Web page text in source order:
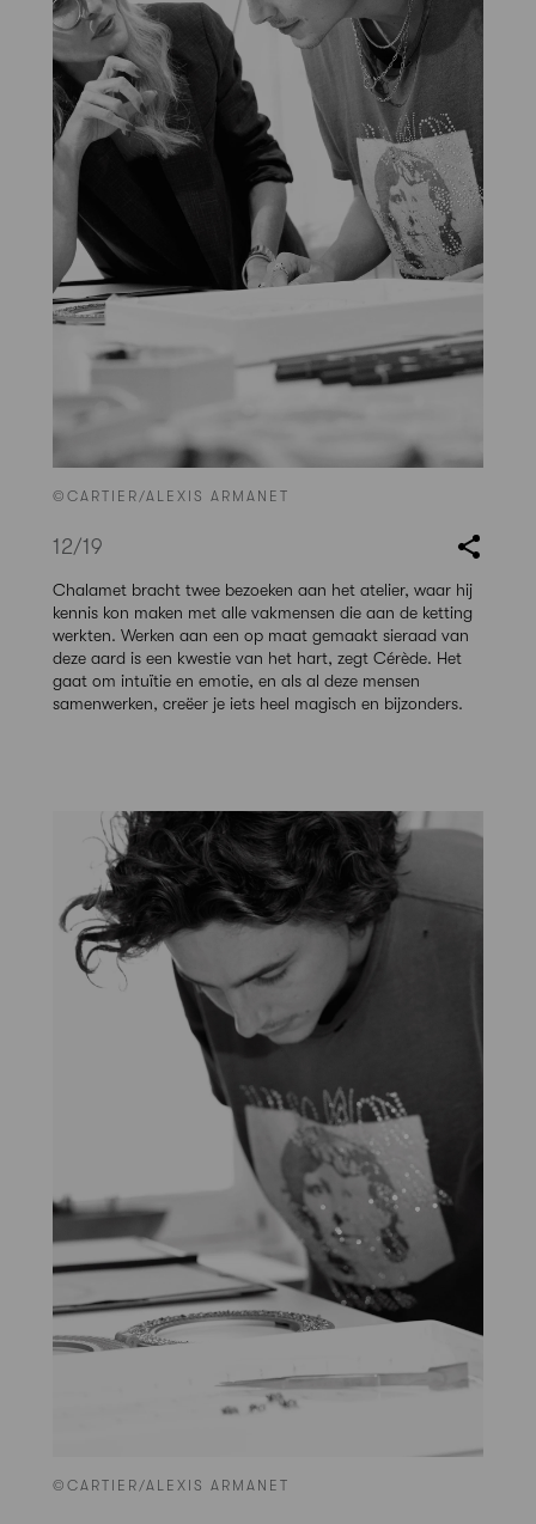
©CARTIER/ALEXIS ARMANET
12/19
Chalamet bracht twee bezoeken aan het atelier, waar hij
kennis kon maken met alle vakmensen die aan de ketting
werkten. Werken aan een op maat gemaakt sieraad van
deze aard is een kwestie van het hart, zegt Cérède. Het
gaat om intuïtie en emotie, en als al deze mensen
samenwerken, creëer je iets heel magisch en bijzonders.
©CARTIER/ALEXIS ARMANET